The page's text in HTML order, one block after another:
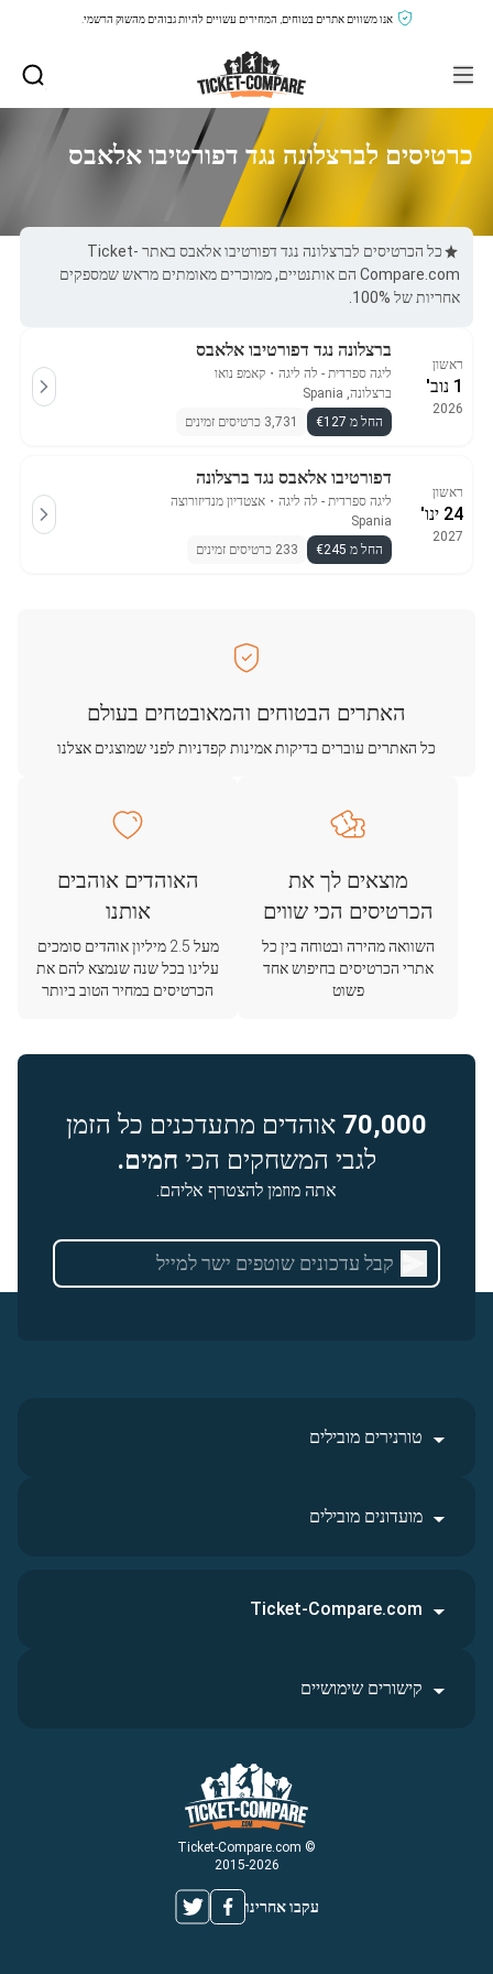
אנו משווים אתרים בטוחים, המחירים עשויים להיות גבוהים מהשוק הרשמי.
כרטיסים לברצלונה נגד דפורטיבו אלאבס
כל הכרטיסים לברצלונה נגד דפורטיבו אלאבס באתר Ticket-
Compare.com הם אותנטיים, ממוכרים מאומתים מראש שמספקים
אחריות של 100%.
ראשון
1 נוב'
2026
ברצלונה נגד דפורטיבו אלאבס
ליגה ספרדית - לה ליגה ・ קאמפ נואו
ברצלונה, Spania
החל מ €127
3,731 כרטיסים זמינים
ראשון
24 ינו'
2027
דפורטיבו אלאבס נגד ברצלונה
ליגה ספרדית - לה ליגה ・ אצטדיון מנדיזורוצה
Spania
החל מ €245
233 כרטיסים זמינים
האתרים הבטוחים והמאובטחים בעולם
כל האתרים עוברים בדיקות אמינות קפדניות לפני שמוצגים אצלנו
מוצאים לך את
הכרטיסים הכי שווים
השוואה מהירה ובטוחה בין כל
אתרי הכרטיסים בחיפוש אחד
פשוט
האוהדים אוהבים
אותנו
מעל 2.5 מיליון אוהדים סומכים
עלינו בכל שנה שנמצא להם את
הכרטיסים במחיר הטוב ביותר
70,000 אוהדים מתעדכנים כל הזמן
לגבי המשחקים הכי חמים.
אתה מוזמן להצטרף אליהם.
טורנירים מובילים
מועדונים מובילים
© Ticket-Compare.com
2015-2026
עקבו אחרינו
Ticket-Compare.com
קישורים שימושיים